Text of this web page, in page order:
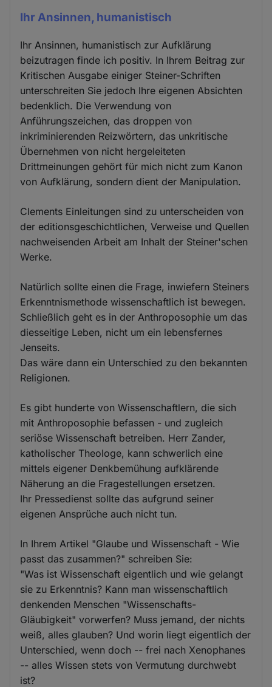
Ihr Ansinnen, humanistisch
Ihr Ansinnen, humanistisch zur Aufklärung
beizutragen finde ich positiv. In Ihrem Beitrag zur
Kritischen Ausgabe einiger Steiner-Schriften
unterschreiten Sie jedoch Ihre eigenen Absichten
bedenklich. Die Verwendung von
Anführungszeichen, das droppen von
inkriminierenden Reizwörtern, das unkritische
Übernehmen von nicht hergeleiteten
Drittmeinungen gehört für mich nicht zum Kanon
von Aufklärung, sondern dient der Manipulation.
Clements Einleitungen sind zu unterscheiden von
der editionsgeschichtlichen, Verweise und Quellen
nachweisenden Arbeit am Inhalt der Steiner'schen
Werke.
Natürlich sollte einen die Frage, inwiefern Steiners
Erkenntnismethode wissenschaftlich ist bewegen.
Schließlich geht es in der Anthroposophie um das
diesseitige Leben, nicht um ein lebensfernes
Jenseits.
Das wäre dann ein Unterschied zu den bekannten
Religionen.
Es gibt hunderte von Wissenschaftlern, die sich
mit Anthroposophie befassen - und zugleich
seriöse Wissenschaft betreiben. Herr Zander,
katholischer Theologe, kann schwerlich eine
mittels eigener Denkbemühung aufklärende
Näherung an die Fragestellungen ersetzen.
Ihr Pressedienst sollte das aufgrund seiner
eigenen Ansprüche auch nicht tun.
In Ihrem Artikel "Glaube und Wissenschaft - Wie
passt das zusammen?" schreiben Sie:
"Was ist Wissenschaft eigentlich und wie gelangt
sie zu Erkenntnis? Kann man wissenschaftlich
denkenden Menschen "Wissenschafts-
Gläubigkeit" vorwerfen? Muss jemand, der nichts
weiß, alles glauben? Und worin liegt eigentlich der
Unterschied, wenn doch -- frei nach Xenophanes
-- alles Wissen stets von Vermutung durchwebt
ist?